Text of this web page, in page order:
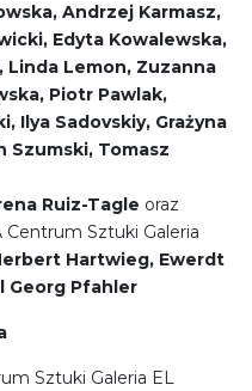
Andrzej Karmasz,
Edyta Kowalewska,
Lemon, Zuzanna
Piotr Pawlak,
Ilya Sadovskiy, Grażyna
Szumski, Tomasz
Ruiz-Tagle oraz
Sztuki Galeria
Hartwieg, Ewerdt
Georg Pfahler
Sztuki Galeria EL